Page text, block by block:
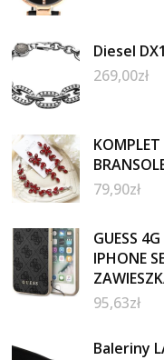
Diesel
269,00zł
79,90zł
GUESS
IPHONE
95,63zł
Baleriny